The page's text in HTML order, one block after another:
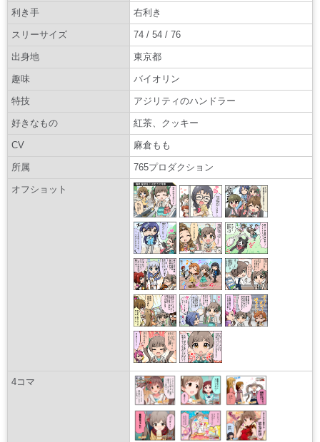
利き手 右利き
スリーサイズ 74 / 54 / 76
出身地 東京都
趣味 バイオリン
特技 アジリティのハンドラー
好きなもの 紅茶、クッキー
CV 麻倉もも
所属 765プロダクション
オフショット
4コマ